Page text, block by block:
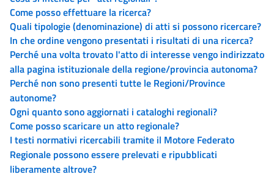
Come posso effettuare la ricerca?
Quali tipologie (denominazione) di atti si possono ricercare?
In che ordine vengono presentati i risultati di una ricerca?
Perché una volta trovato l'atto di interesse vengo indirizzato
alla pagina istituzionale della regione/provincia autonoma?
Perché non sono presenti tutte le Regioni/Province
autonome?
Ogni quanto sono aggiornati i cataloghi regionali?
Come posso scaricare un atto regionale?
I testi normativi ricercabili tramite il Motore Federato
Regionale possono essere prelevati e ripubblicati
liberamente altrove?